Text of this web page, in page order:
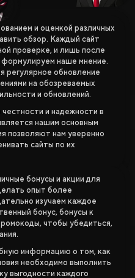
и оценкой различных
обзор. Каждый сайт
проверке, и лишь после
наше мнение.
регулярное обновление
на обозреваемых
и обновлений.
и надежности в
нашим основным
позволяют нам уверенно
сайты по их
бонусы и акции для
опыт более
изучаем каждое
бонус, бонусы к
чтобы убедиться,
информацию о том, как
необходимо выполнить
выгодности каждого